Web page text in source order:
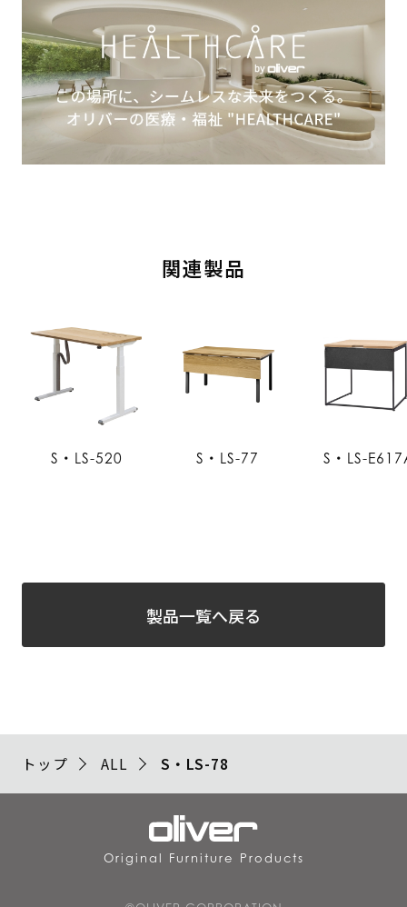
関連製品
S・LS-520 S・LS-77 S・LS-
製品一覧へ戻る
トップ ALL S・LS-78
Original Furniture Products